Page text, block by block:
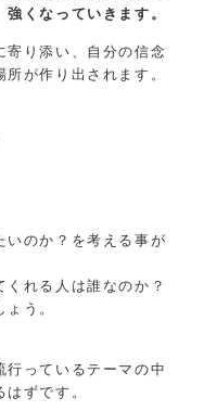
くなっていきます。
寄り添い、自分の信念
が作り出されます。
いのか？を考える事が
れる人は誰なのか？
う。
行っているテーマの中
ずです。